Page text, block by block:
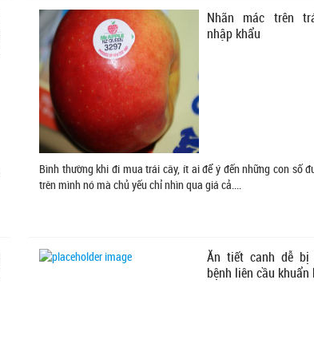
Nhãn mác trên
nhập khẩu
Bình thường khi đi mua trái cây, ít ai để ý đến những con số
trên mình nó mà chủ yếu chỉ nhìn qua giá cả....
Ăn tiết canh dễ bị
bệnh liên cầu khuẩn